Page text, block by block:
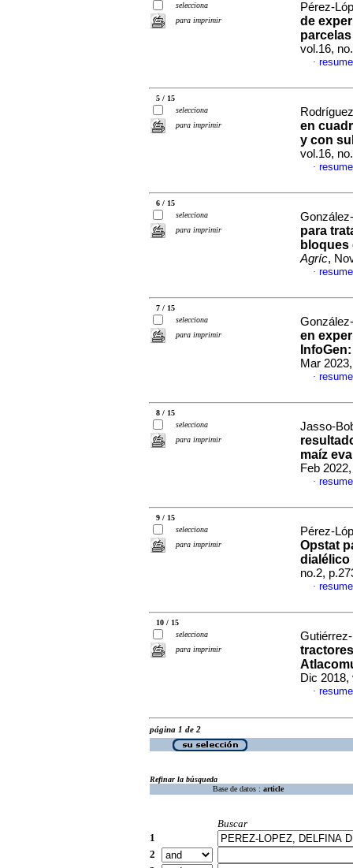
selecciona
para imprimir
Pérez-
de
vol.16,
·
5 / 15
selecciona
para imprimir
en
y con
vol.16,
·
6 / 15
selecciona
para imprimir
para
bloques
Agríc,
·
7 / 15
selecciona
para imprimir
en
Mar
·
8 / 15
selecciona
para imprimir
Jasso-
maíz
Feb
·
9 / 15
selecciona
para imprimir
Pérez-
Opstat
dialélico
no.2,
·
10 / 15
selecciona
para imprimir
Dic 2018,
·
página 1 de 2
Refinar la búsqueda
Base de datos : article
Buscar
1
2